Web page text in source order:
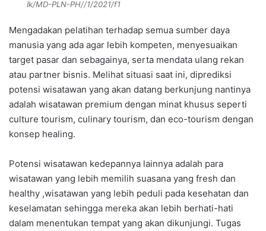
Ik/MD-PLN-PH//1/2021/f1
Mengadakan pelatihan terhadap semua sumber daya
manusia yang ada agar lebih kompeten, menyesuaikan
target pasar dan sebagainya, serta mendata ulang rekan
atau partner bisnis. Melihat situasi saat ini, diprediksi
potensi wisatawan yang akan datang berkunjung nantinya
adalah wisatawan premium dengan minat khusus seperti
culture tourism, culinary tourism, dan eco-tourism dengan
konsep healing.
Potensi wisatawan kedepannya lainnya adalah para
wisatawan yang lebih memilih suasana yang fresh dan
healthy ,wisatawan yang lebih peduli pada kesehatan dan
keselamatan sehingga mereka akan lebih berhati-hati
dalam menentukan tempat yang akan dikunjungi. Tugas